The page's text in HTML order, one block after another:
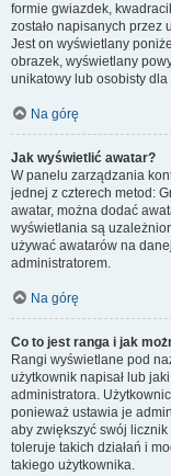
formie gwiazdek,
zostało napisanych przez
Jest on wyświetlany
obrazek, wyświetlany
unikatowy lub osobisty
Na górę
Jak wyświetlić awatar?
W panelu zarządzania
jednej z czterech metod:
awatar, można dodać
wyświetlania są
używać awatarów na
administratorem.
Na górę
Co to jest ranga i jak
Rangi wyświetlane pod
użytkownik napisał lub
administratora.
ponieważ ustawia je
aby zwiększyć swój
toleruje takich działań i
takiego użytkownika.